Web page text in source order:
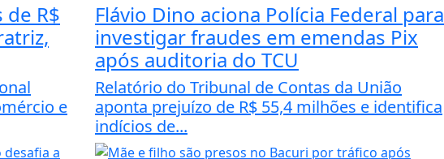
R$
e
Flávio Dino aciona Polícia Federal para
investigar fraudes em emendas Pix
após auditoria do TCU
Relatório do Tribunal de Contas da União
aponta prejuízo de R$ 55,4 milhões e identifica
indícios de...